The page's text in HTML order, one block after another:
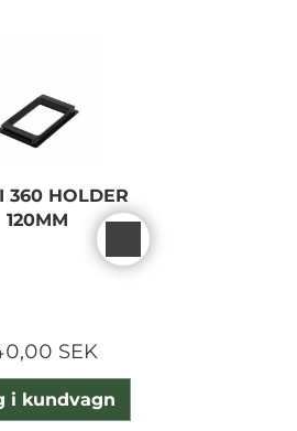
360 HOLDER
120MM
SEK
i kundvagn